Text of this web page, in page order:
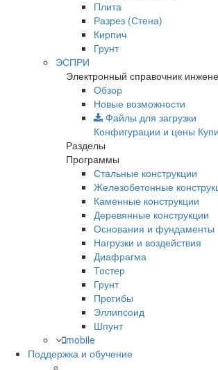
Плита
Разрез (Стена)
Кирпич
Грунт
ЭСПРИ
Электронный справочник
Обзор
Новые возможности
Файлы для загрузки
Конфигурации и цены
Разделы
Программы
Стальные конструкции
Железобетонные
Каменные конструкции
Деревянные конструкции
Основания и фундаменты
Нагрузки и воздействия
Диафрагма
Тостер
Грунт
Прогибы
Эллипсоид
Шпунт
mobile
Поддержка и обучение